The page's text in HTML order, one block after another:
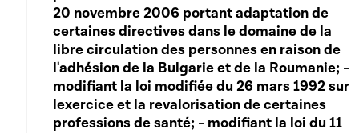
20 novembre 2006 portant adaptation de
certaines directives dans le domaine de la
libre circulation des personnes en raison de
l'adhésion de la Bulgarie et de la Roumanie; -
modifiant la loi modifiée du 26 mars 1992 sur
lexercice et la revalorisation de certaines
professions de santé; - modifiant la loi du 11